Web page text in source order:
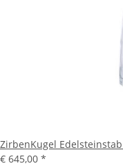
ZirbenKugel
€ 645,00 *